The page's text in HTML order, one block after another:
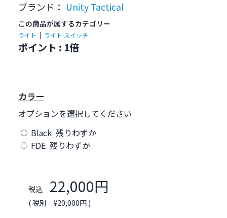
ブランド： Unity Tactical
この商品が属するカテゴリー
ライト | ライト スイッチ
ポイント : 1倍
カラー
オプションを選択してください
Black 残りわずか
FDE 残りわずか
税込 22,000円
( 税別 ¥20,000円 )